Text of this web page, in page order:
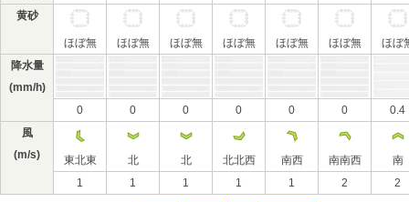
黄砂
ほぼ無 ほぼ無 ほぼ無 ほぼ無 ほぼ無 ほぼ無
ほぼ
降水量
(mm/h)
0
0 0 0 0 0
0.4
風
(m/s)
東北東 北 北 北北西 南西 南南西
南
1
1 1 1 1 2 2